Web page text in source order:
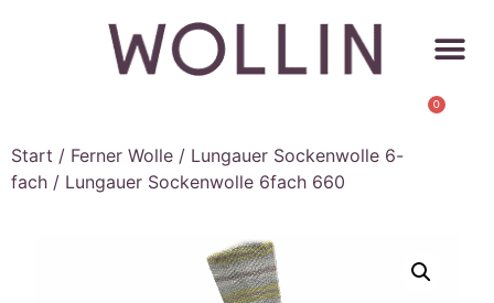
0
Start / Ferner Wolle / Lungauer Sockenwolle 6-
fach / Lungauer Sockenwolle 6fach 660